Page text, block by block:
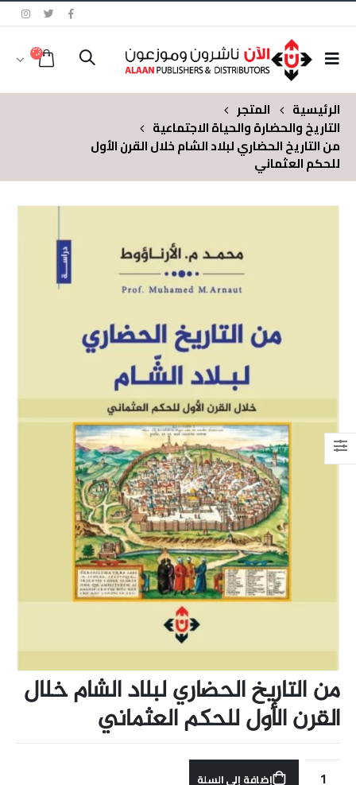
الرئيسية المتجر
التاريخ والحضارة والحياة الاجتماعية
من التاريخ الحضاري لبلاد الشام خلال القرن الأول
للحكم العثماني
من التاريخ الحضاري لبلاد الشام خلال
القرن الأول للحكم العثماني
إضافة إلى السلة